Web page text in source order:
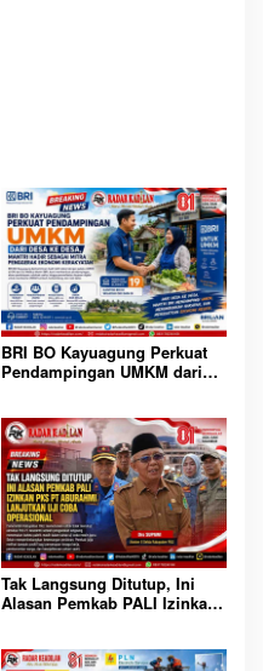
BRI BO Kayuagung Perkuat
Pendampingan UMKM dari
Ekonomi Kerakyatan
Tak Langsung Ditutup, Ini
Alasan Pemkab PALI Izinkan